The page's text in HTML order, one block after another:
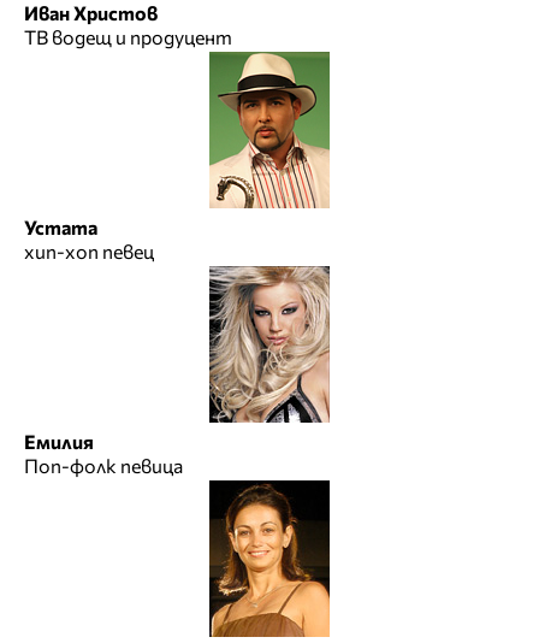
Иван Христов
ТВ водещ и продуцент
Устата
хип-хоп певец
Емилия
Поп-фолк певица